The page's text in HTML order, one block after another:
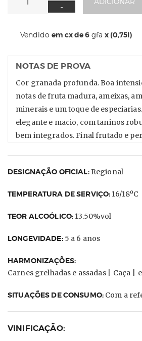
-
Vendido em cx de 6 gfa x (0,75l)
NOTAS DE PROVA
Cor granada profunda. Boa
notas de fruta madura, ameixas,
minerais e um toque de
elegante e macio, com taninos
bem integrados. Final frutado e
DESIGNAÇÃO OFICIAL: Regional
TEMPERATURA DE SERVIÇO: 16/18ºC
TEOR ALCOÓLICO: 13.50%vol
LONGEVIDADE: 5 a 6 anos
HARMONIZAÇÕES:
Carnes grelhadas e assadas |
Caça |
SITUAÇÕES DE CONSUMO: Com a
VINIFICAÇÃO: